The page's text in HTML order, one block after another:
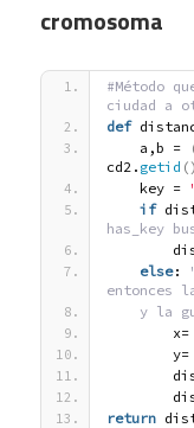
cromosoma
#Método
ciudad a
def
    a,b =
cd2. getid ()
    key =
if
has_key
else:
entonces
y
return